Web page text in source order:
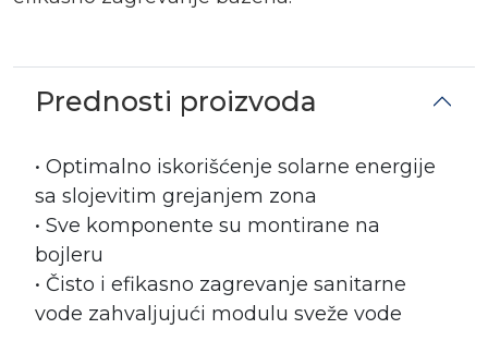
Prednosti proizvoda
• Optimalno iskorišćenje solarne energije
sa slojevitim grejanjem zona
• Sve komponente su montirane na
bojleru
• Čisto i efikasno zagrevanje sanitarne
vode zahvaljujući modulu sveže vode